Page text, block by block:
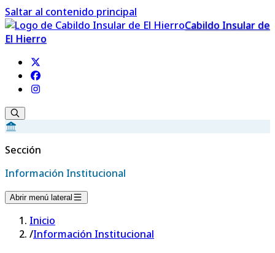
Saltar al contenido principal
Cabildo Insular de
El Hierro
Sección
Información Institucional
Abrir menú lateral
Inicio
/Información Institucional